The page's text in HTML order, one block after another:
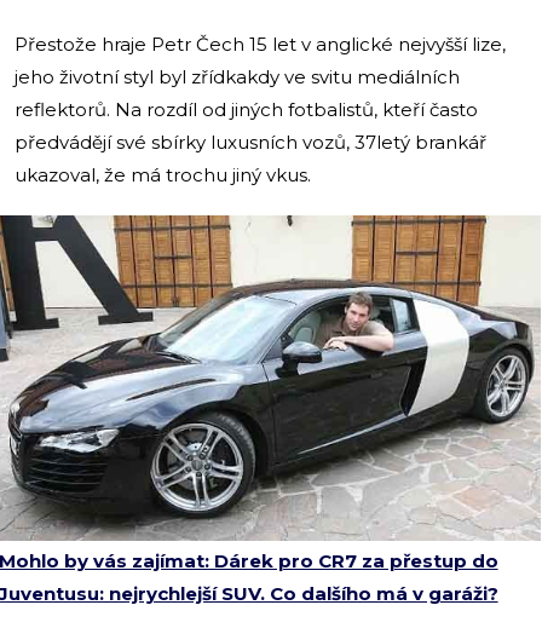
Přestože hraje Petr Čech 15 let v anglické nejvyšší lize,
jeho životní styl byl zřídkakdy ve svitu mediálních
reflektorů. Na rozdíl od jiných fotbalistů, kteří často
předvádějí své sbírky luxusních vozů, 37letý brankář
ukazoval, že má trochu jiný vkus.
by vás zajímat: Dárek pro CR7 za přestup do
nejrychlejší SUV. Co dalšího má v garáži?